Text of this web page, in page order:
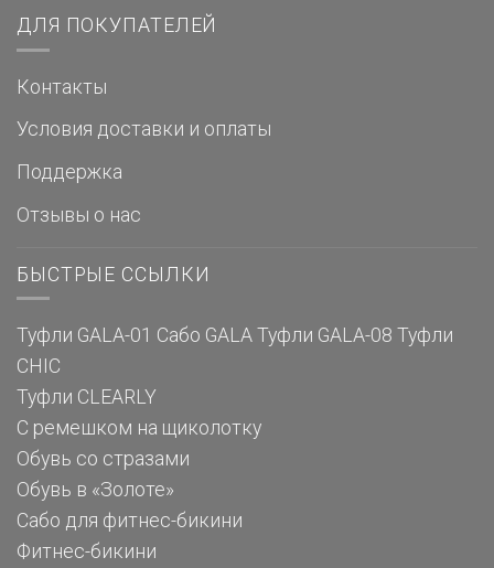
ДЛЯ ПОКУПАТЕЛЕЙ
Контакты
Условия доставки и оплаты
Поддержка
Отзывы о нас
БЫСТРЫЕ ССЫЛКИ
Туфли GALA-01 Сабо GALA Туфли GALA-08 Туфли
CHIC
Туфли CLEARLY
С ремешком на щиколотку
Обувь со стразами
Обувь в «Золоте»
Сабо для фитнес-бикини
Фитнес-бикини